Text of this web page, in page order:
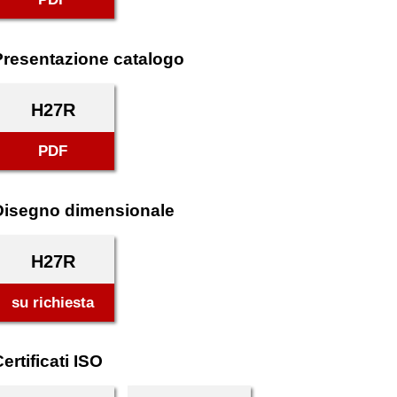
catalogo
H27R
PDF
dimensionale
H27R
su richiesta
ISO